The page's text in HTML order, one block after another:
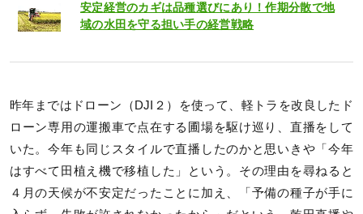
安定経営のカギは品種選びにあり！作期分散で地
域の水田を守る担い手の経営戦略
昨年まではドローン（DJI２）を使って、軽トラを改良したド
ローン専用の運搬車で点在する圃場を駆け巡り、直播をして
いた。今年も同じスタイルで直播したのかと思いきや「今年
はすべて田植え機で移植した」という。その理由を尋ねると
４月の天候が不安定だったことに加え、「予備の種子が手に